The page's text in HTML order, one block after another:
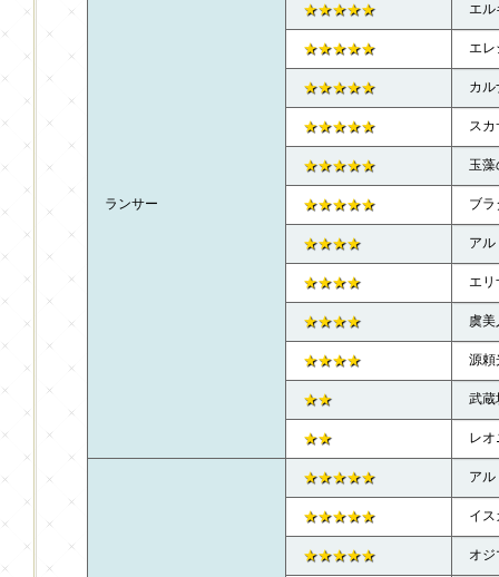
ランサー
★★★★★ エル
★★★★★ エレ
★★★★★ カル
★★★★★ スカ
★★★★★ 玉藻
★★★★★ ブ
★★★★ ア
★★★★ エリ
★★★★ 虞美
★★★★ 源頼
★★ 武蔵
★★ レ
★★★★★ ア
★★★★★ イ
★★★★★ オ